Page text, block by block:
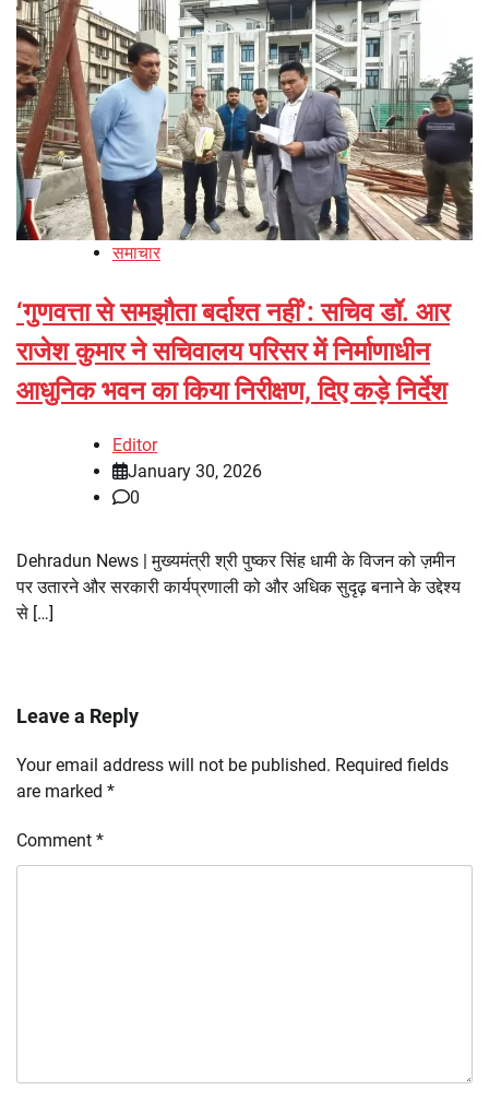
समाचार
‘गुणवत्ता से समझौता बर्दाश्त नहीं’: सचिव डॉ. आर
राजेश कुमार ने सचिवालय परिसर में निर्माणाधीन
आधुनिक भवन का किया निरीक्षण, दिए कड़े निर्देश
Editor
January 30, 2026
0
Dehradun News | मुख्यमंत्री श्री पुष्कर सिंह धामी के विजन को ज़मीन
पर उतारने और सरकारी कार्यप्रणाली को और अधिक सुदृढ़ बनाने के उद्देश्य
से […]
Leave a Reply
Your email address will not be published. Required fields
are marked *
Comment *